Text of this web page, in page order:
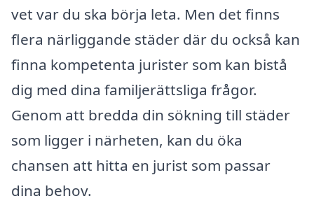
vet var du ska börja leta. Men det finns
flera närliggande städer där du också kan
finna kompetenta jurister som kan bistå
dig med dina familjerättsliga frågor.
Genom att bredda din sökning till städer
som ligger i närheten, kan du öka
chansen att hitta en jurist som passar
dina behov.